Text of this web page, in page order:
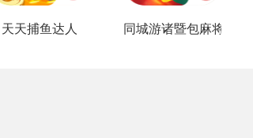
天天捕鱼达人 同城游诸暨包麻将